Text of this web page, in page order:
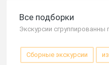
Все подборки
Экскурсии сгруппированны
Сборные экскурсии